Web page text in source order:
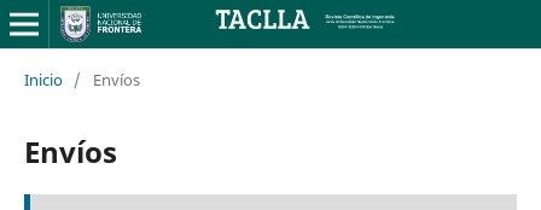
Inicio / Envíos
Envíos